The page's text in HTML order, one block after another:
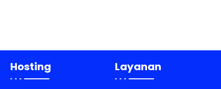
Hosting Layanan